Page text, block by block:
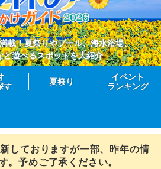
載！夏祭りやプール、海水浴場、
ど遊べるスポットを大紹介
す
夏祭り
イベント
ランキング
しておりますが一部、昨年の情
。予めご了承ください。